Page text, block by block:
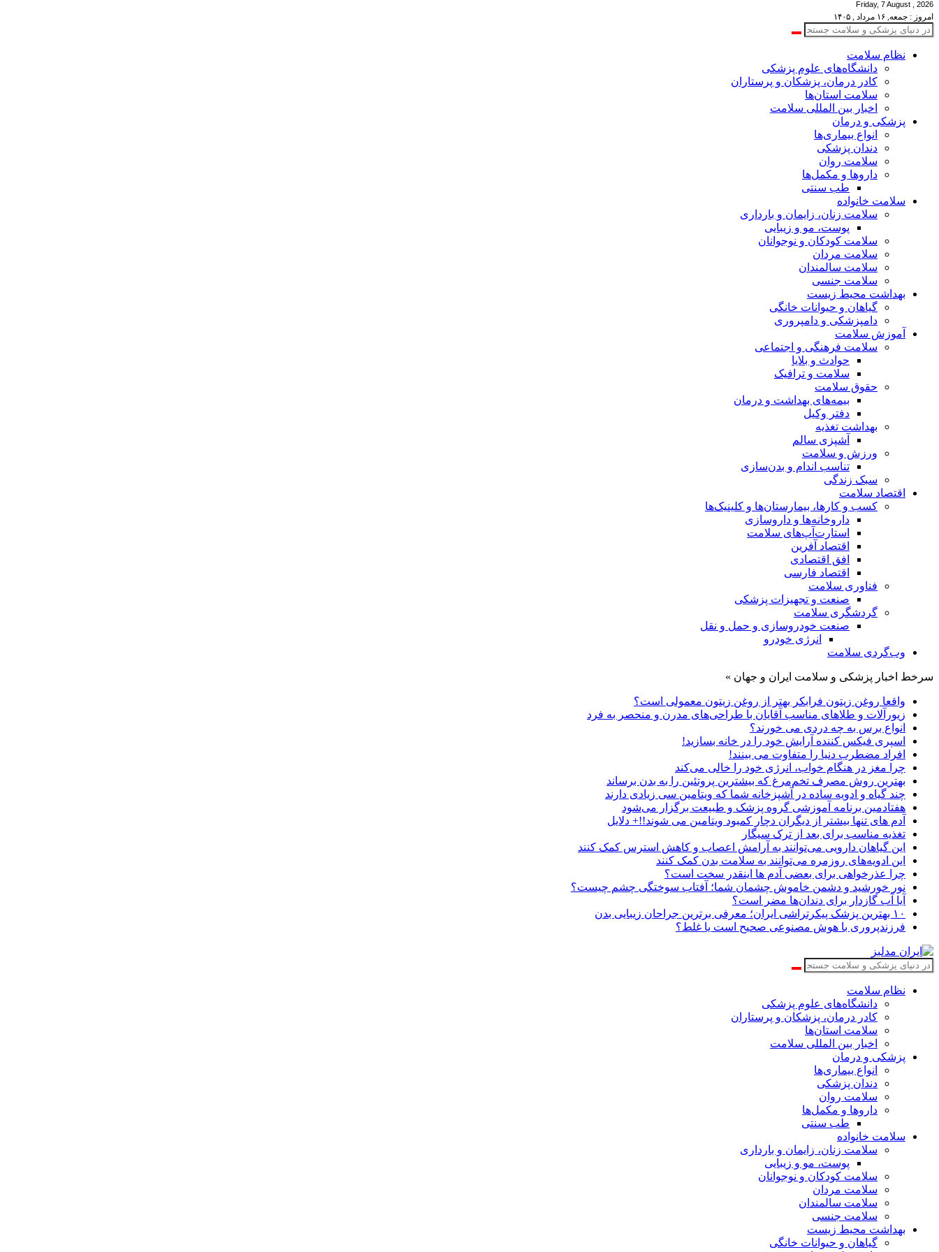
Friday, 7 August , 2026
امروز : جمعه, ۱۶ مرداد , ۱۴۰۵
نظام سلامت
دانشگاه‌های علوم پزشکی
کادر درمان، پزشکان و پرستاران
سلامت استان‌ها
اخبار بین المللی سلامت
پزشکی و درمان
انواع بیماری‌ها
دندان پزشکی
سلامت روان
داروها و مکمل‌ها
طب سنتی
سلامت خانواده
سلامت زنان، زایمان و بارداری
پوست، مو و زیبایی
سلامت کودکان و نوجوانان
سلامت مردان
سلامت سالمندان
سلامت جنسی
بهداشت محیط زیست
گیاهان و حیوانات خانگی
دامپزشکی و دامپروری
آموزش سلامت
سلامت فرهنگی و اجتماعی
حوادث و بلایا
سلامت و ترافیک
حقوق سلامت
بیمه‌های بهداشت و درمان
دفتر وکیل
بهداشت تغذیه
آشپزی سالم
ورزش و سلامت
تناسب اندام و بدن‌سازی
سبک زندگی
اقتصاد سلامت
کسب و کارها، بیمارستان‌ها و کلینیک‌ها
داروخانه‌ها و داروسازی
استارت‌آپ‌های سلامت
اقتصاد آفرین
افق اقتصادی
اقتصاد فارسی
فناوری سلامت
صنعت و تجهیزات پزشکی
گردشگری سلامت
صنعت خودروسازی و حمل و نقل
انرژی خودرو
وب‌گردی سلامت
سرخط اخبار پزشکی و سلامت ایران و جهان »
واقعا روغن زیتون فرابکر بهتر از روغن زیتون معمولی است؟
زیورآلات و طلاهای مناسب آقایان با طراحی‌های مدرن و منحصر به فرد
انواع برس به چه دردی می خورند؟
اسپری فیکس کننده آرایش خود را در خانه بسازید!
افراد مضطرب دنیا را متفاوت می بینند!
چرا مغز در هنگام خواب، انرژی خود را خالی می‌کند
بهترین روش مصرف تخم‌مرغ که بیشترین پروتئین را به بدن برساند
چند گیاه و ادویه ساده در آشپزخانه شما که ویتامین سی زیادی دارند
هفتادمین برنامه آموزشی گروه پزشک و طبیعت برگزار می‌شود
آدم های تنها بیشتر از دیگران دچار کمبود ویتامین می شوند!!+ دلایل
تغذیه مناسب برای بعد از ترک سیگار
این گیاهان دارویی می‌توانند به آرامش اعصاب و کاهش استرس کمک کنند
این ادویه‌های روزمره می‌توانند به سلامت بدن کمک کنند
چرا عذرخواهی برای بعضی آدم ها اینقدر سخت است؟
نور خورشید و دشمن خاموش چشمان شما؛ آفتاب سوختگی چشم چیست؟
آیا آب گازدار برای دندان‌ها مضر است؟
۱۰ بهترین پزشک پیکرتراشی ایران؛ معرفی برترین جراحان زیبایی بدن
فرزندپروری با هوش مصنوعی صحیح است یا غلط؟
نظام سلامت
دانشگاه‌های علوم پزشکی
کادر درمان، پزشکان و پرستاران
سلامت استان‌ها
اخبار بین المللی سلامت
پزشکی و درمان
انواع بیماری‌ها
دندان پزشکی
سلامت روان
داروها و مکمل‌ها
طب سنتی
سلامت خانواده
سلامت زنان، زایمان و بارداری
پوست، مو و زیبایی
سلامت کودکان و نوجوانان
سلامت مردان
سلامت سالمندان
سلامت جنسی
بهداشت محیط زیست
گیاهان و حیوانات خانگی